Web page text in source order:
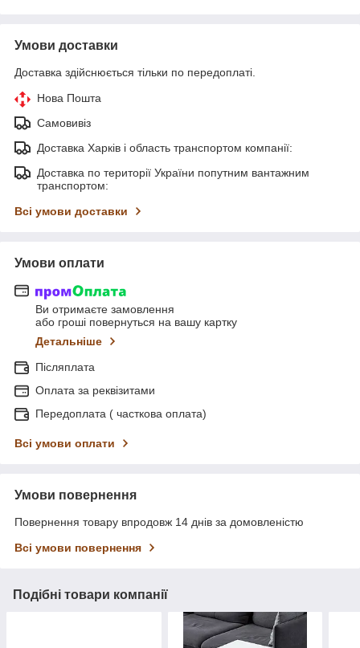
Умови доставки
Доставка здійснюється тільки по передоплаті.
Нова Пошта
Самовивіз
Доставка Харків і область транспортом компанії:
Доставка по території України попутним вантажним
транспортом:
Всі умови доставки
Умови оплати
Ви отримаєте замовлення
або гроші повернуться на вашу картку
Детальніше
Післяплата
Оплата за реквізитами
Передоплата ( часткова оплата)
Всі умови оплати
Умови повернення
Повернення товару впродовж 14 днів за домовленістю
Всі умови повернення
Подібні товари компанії